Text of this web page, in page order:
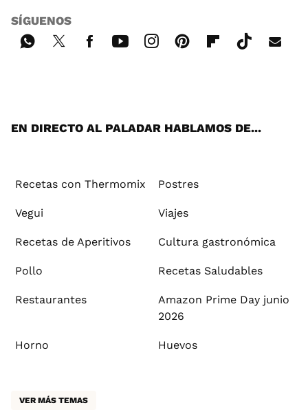
SÍGUENOS
EN DIRECTO AL PALADAR HABLAMOS DE...
Recetas con Thermomix Postres
Vegui Viajes
Recetas de Aperitivos Cultura gastronómica
Pollo Recetas Saludables
Restaurantes
Amazon Prime Day junio
2026
Horno Huevos
VER MÁS TEMAS